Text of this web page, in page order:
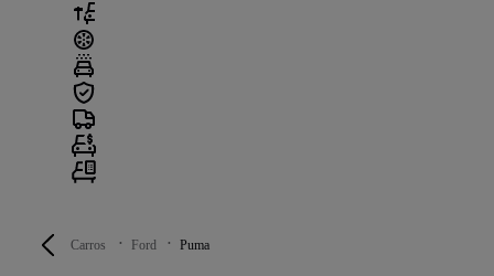
Carros Ford Puma